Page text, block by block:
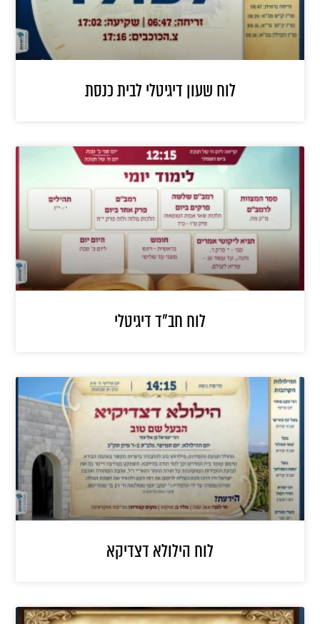
לוח שעון דיגיטלי לבית כנסת
לוח חב”ד דיגיטלי
לוח הילולא דצדיקא